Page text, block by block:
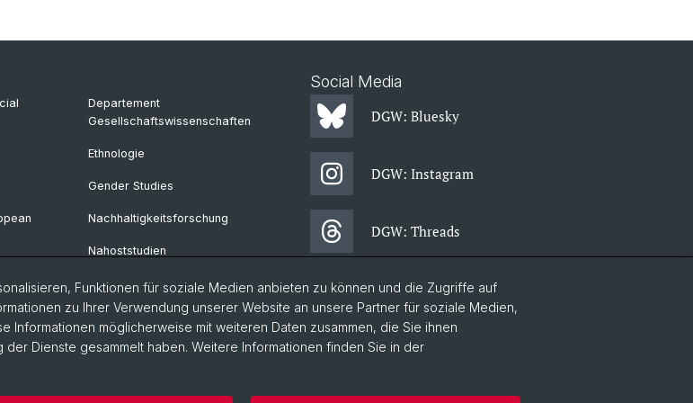
Departement
Gesellschaftswissenschaften
Ethnologie
Gender Studies
Nachhaltigkeitsforschung
Nahoststudien
Politikwissenschaft
Soziologie
Urban Studies
Social Media
DGW: Bluesky
DGW: Instagram
DGW: Threads
DGW: Facebook
DGW: Newsletter
Departement Gesellschaftswissenschaften Home Datenschutzerklärung
Funktionen für soziale Medien anbieten zu können und die Zugriffe auf
zu Ihrer Verwendung unserer Website an unsere Partner für soziale Medien,
Informationen möglicherweise mit weiteren Daten zusammen, die Sie ihnen
Dienste gesammelt haben. Weitere Informationen finden Sie in der